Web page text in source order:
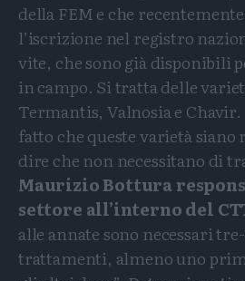
della FEM e che
l’iscrizione nel registro
vite, che sono già disponibili
in campo. Si tratta delle
Termantis, Valnosia e
fatto che queste varietà
dire che non necessitano di
Maurizio Bottura
settore all’interno del
alle annate sono necessari
trattamenti, almeno uno